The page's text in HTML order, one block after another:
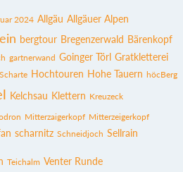
2024 Allgäu Allgäuer Alpen
bergtour Bregenzerwald Bärenkopf
gartnerwand Goinger Törl Gratkletterei
Hochtouren Hohe Tauern höcBerg
Kelchsau Klettern Kreuzeck
Mitterzaigerkopf Mitterzeigerkopf
scharnitz Schneidjoch Sellrain
Teichalm Venter Runde